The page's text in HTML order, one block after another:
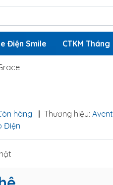
Điện Smile CTKM Tháng
hàng | Thương hiệu: Avent
Điện